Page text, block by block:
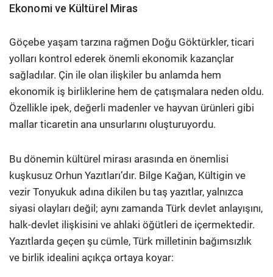
Ekonomi ve Kültürel Miras
Göçebe yaşam tarzına rağmen Doğu Göktürkler, ticari
yolları kontrol ederek önemli ekonomik kazançlar
sağladılar. Çin ile olan ilişkiler bu anlamda hem
ekonomik iş birliklerine hem de çatışmalara neden oldu.
Özellikle ipek, değerli madenler ve hayvan ürünleri gibi
mallar ticaretin ana unsurlarını oluşturuyordu.
Bu dönemin kültürel mirası arasında en önemlisi
kuşkusuz Orhun Yazıtları’dır. Bilge Kağan, Kültigin ve
vezir Tonyukuk adına dikilen bu taş yazıtlar, yalnızca
siyasi olayları değil; aynı zamanda Türk devlet anlayışını,
halk-devlet ilişkisini ve ahlaki öğütleri de içermektedir.
Yazıtlarda geçen şu cümle, Türk milletinin bağımsızlık
ve birlik idealini açıkça ortaya koyar: